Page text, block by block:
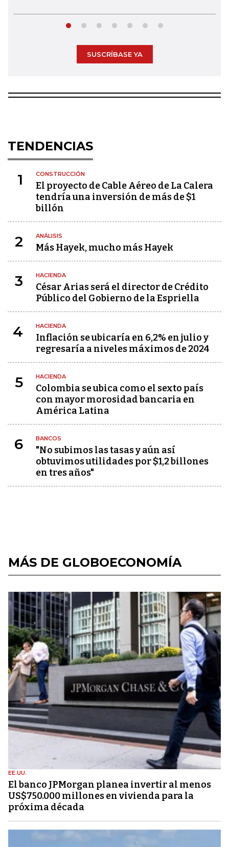
SUSCRÍBASE YA
TENDENCIAS
1 CONSTRUCCIÓN
El proyecto de Cable Aéreo de La Calera
tendría una inversión de más de $1
billón
2 ANÁLISIS
Más Hayek, mucho más Hayek
3 HACIENDA
César Arias será el director de Crédito
Público del Gobierno de la Espriella
4 HACIENDA
Inflación se ubicaría en 6,2% en julio y
regresaría a niveles máximos de 2024
5 HACIENDA
Colombia se ubica como el sexto país
con mayor morosidad bancaria en
América Latina
6 BANCOS
"No subimos las tasas y aún así
obtuvimos utilidades por $1,2 billones
en tres años"
MÁS DE GLOBOECONOMÍA
EE.UU.
El banco JPMorgan planea invertir al menos
US$750.000 millones en vivienda para la
próxima década